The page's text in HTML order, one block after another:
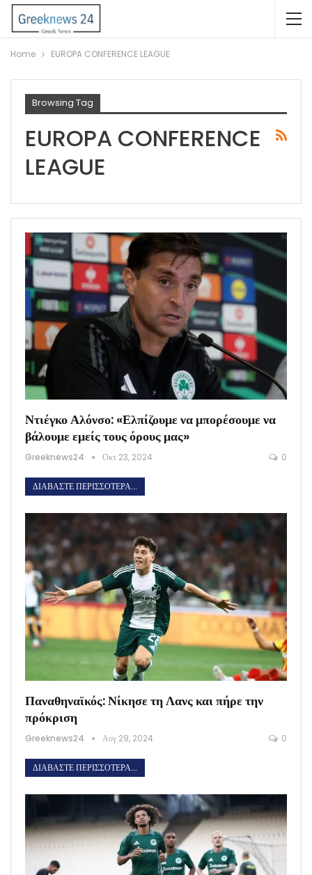
Home EUROPA CONFERENCE LEAGUE
Browsing Tag
EUROPA CONFERENCE
LEAGUE
Ντιέγκο Αλόνσο: «Ελπίζουμε να μπορέσουμε να
βάλουμε εμείς τους όρους μας»
Greeknews24 Οκτ 23, 2024 0
ΔΙΑΒΆΣΤΕ ΠΕΡΙΣΣΌΤΕΡΑ...
Παναθηναϊκός: Νίκησε τη Λανς και πήρε την
πρόκριση
Greeknews24 Αυγ 29, 2024 0
ΔΙΑΒΆΣΤΕ ΠΕΡΙΣΣΌΤΕΡΑ...